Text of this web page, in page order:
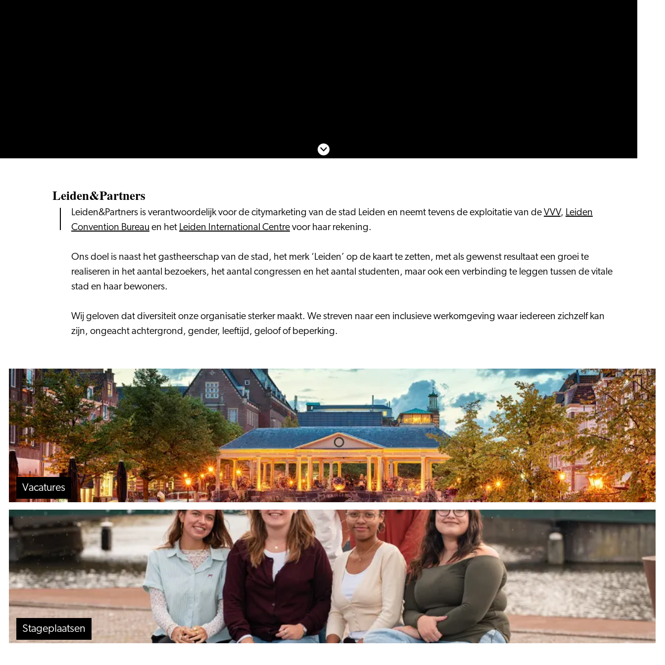
Scroll naar beneden
Leiden&Partners
Leiden&Partners is verantwoordelijk voor de citymarketing van de stad Leiden en neemt tevens de exploitatie van de VVV, Leiden
Convention Bureau en het Leiden International Centre voor haar rekening.
Ons doel is naast het gastheerschap van de stad, het merk ‘Leiden’ op de kaart te zetten, met als gewenst resultaat een groei te
realiseren in het aantal bezoekers, het aantal congressen en het aantal studenten, maar ook een verbinding te leggen tussen de vitale
stad en haar bewoners.
Wij geloven dat diversiteit onze organisatie sterker maakt. We streven naar een inclusieve werkomgeving waar iedereen zichzelf kan
zijn, ongeacht achtergrond, gender, leeftijd, geloof of beperking.
Vacatures
Vacatures
Stageplaatsen
Stageplaatsen